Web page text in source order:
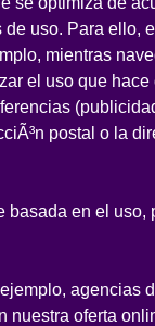
uso. Para
mientras
el uso que
postal o la
en el
nuestra oferta